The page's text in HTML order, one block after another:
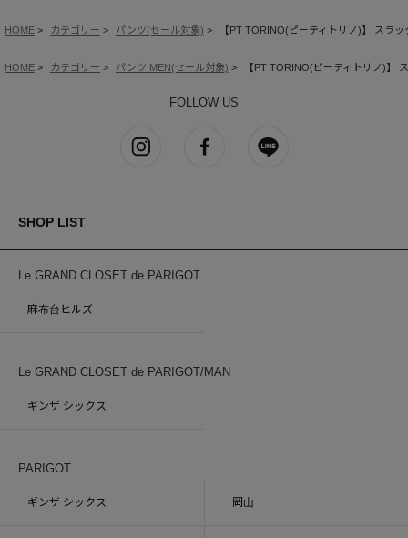
HOME カテゴリー パンツ(セール対象) 【PT TORINO(ピーティトリノ)】 スラ
HOME カテゴリー パンツ MEN(セール対象) 【PT TORINO(ピーティトリノ)】
FOLLOW US
SHOP LIST
Le GRAND CLOSET de PARIGOT
麻布台ヒルズ
Le GRAND CLOSET de PARIGOT/MAN
ギンザ シックス
PARIGOT
ギンザ シックス 岡山